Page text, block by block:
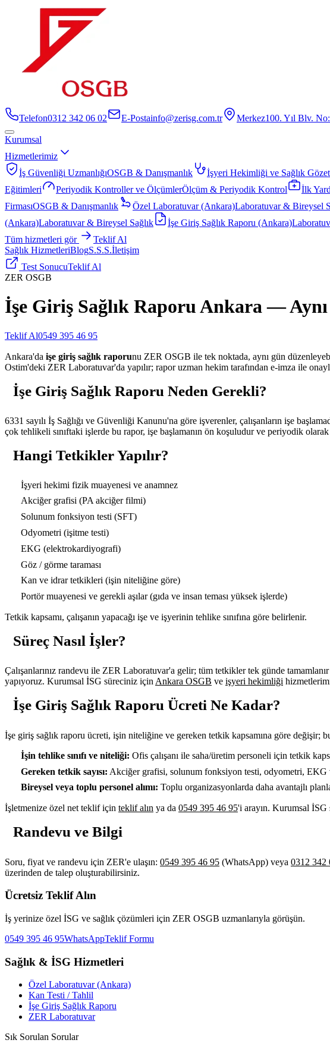
Telefon0312 342 06 02 E-Postainfo@zerisg.com.tr Merkez100. Yıl Blv.
Kurumsal
Hizmetlerimiz
İş Güvenliği UzmanlığıOSGB & Danışmanlık İşyeri Hekimliği ve Sağlık
Eğitimleri
Periyodik Kontroller ve ÖlçümlerÖlçüm & Periyodik Kontrol İlk
FirmasıOSGB & Danışmanlık Özel Laboratuvar (Ankara)Laboratuvar & Bireysel
(Ankara)Laboratuvar & Bireysel Sağlık İşe Giriş Sağlık Raporu (Ankara)
Tüm hizmetleri gör
Teklif Al
Sağlık HizmetleriBlogS.S.S.İletişim
Test SonucuTeklif Al
ZER OSGB
İşe Giriş Sağlık Raporu Ankara —
Teklif Al0549 395 46 95
Ankara'da işe giriş sağlık raporunu ZER OSGB ile tek noktada, aynı gün
Ostim'deki ZER Laboratuvar'da yapılır; rapor uzman hekim tarafından e-imza ile
İşe Giriş Sağlık Raporu Neden Gerekli?
6331 sayılı İş Sağlığı ve Güvenliği Kanunu'na göre işverenler, çalışanların işe
çok tehlikeli sınıftaki işlerde bu rapor, işe başlamanın ön koşuludur ve periyodik
Hangi Tetkikler Yapılır?
İşyeri hekimi fizik muayenesi ve anamnez
Akciğer grafisi (PA akciğer filmi)
Solunum fonksiyon testi (SFT)
Odyometri (işitme testi)
EKG (elektrokardiyografi)
Göz / görme taraması
Kan ve idrar tetkikleri (işin niteliğine göre)
Portör muayenesi ve gerekli aşılar (gıda ve insan teması yüksek işlerde)
Tetkik kapsamı, çalışanın yapacağı işe ve işyerinin tehlike sınıfına göre belirlenir.
Süreç Nasıl İşler?
Çalışanlarınız randevu ile ZER Laboratuvar'a gelir; tüm tetkikler tek günde
yapıyoruz. Kurumsal İSG süreciniz içinAnkara OSGB ve işyeri hekimliği
İşe Giriş Sağlık Raporu Ücreti Ne Kadar?
İşe giriş sağlık raporu ücreti, işin niteliğine ve gereken tetkik kapsamına göre değişir;
İşin tehlike sınıfı ve niteliği: Ofis çalışanı ile saha/üretim personeli için tetkik
Gereken tetkik sayısı: Akciğer grafisi, solunum fonksiyon testi, odyometri,
Bireysel veya toplu personel alımı: Toplu organizasyonlarda daha avantajlı
İşletmenize özel net teklif için teklif alın ya da 0549 395 46 95'i arayın. Kurumsal İSG
Randevu ve Bilgi
Soru, fiyat ve randevu için ZER'e ulaşın: 0549 395 46 95 (WhatsApp) veya 0312 342
üzerinden de talep oluşturabilirsiniz.
Ücretsiz Teklif Alın
İş yerinize özel İSG ve sağlık çözümleri için ZER OSGB uzmanlarıyla görüşün.
0549 395 46 95WhatsAppTeklif Formu
Sağlık & İSG Hizmetleri
Özel Laboratuvar (Ankara)
Kan Testi / Tahlil
İşe Giriş Sağlık Raporu
ZER Laboratuvar
Sık Sorulan Sorular